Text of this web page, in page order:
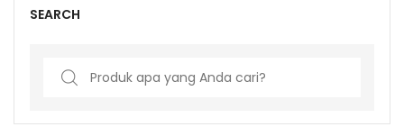
SEARCH
Search